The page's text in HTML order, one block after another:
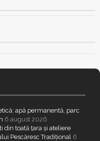
apă permanentă, parc
6 august 2026
din toată țara și ateliere
Pescăresc Tradițional 6